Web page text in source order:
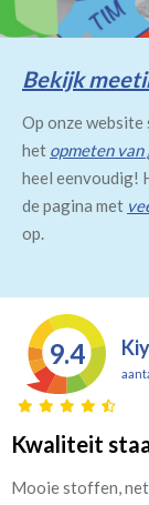
Bekijk
Op onze
het opmeten van
heel eenvoudig!
de pagina met
op.
9.4
Kwaliteit
Mooie stoffen,